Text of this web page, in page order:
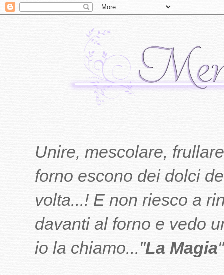
Unire, mescolare,
forno escono dei dolci
volta...! E non riesco a
davanti al forno e vedo
io la chiamo..."La Magia